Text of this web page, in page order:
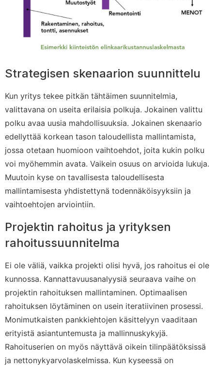
Strategisen skenaarion suunnittelu
Kun yritys tekee pitkän tähtäimen suunnitelmia,
valittavana on useita erilaisia polkuja. Jokainen valittu
polku avaa uusia mahdollisuuksia. Jokainen skenaario
edellyttää korkean tason taloudellista mallintamista,
jossa otetaan huomioon vaihtoehdot, joita kukin polku
voi myöhemmin avata. Vaikein osuus on arvioida lukuja.
Muutoin kyse on tavallisesta taloudellisesta
mallintamisesta yhdistettynä todennäköisyyksiin ja
vaihtoehtojen arviointiin.
Projektin rahoitus ja yrityksen
rahoitussuunnitelma
Ei ole väliä, vaikka projekti olisi hyvä, jos rahoitus ei ole
kunnossa. Kannattavuusanalyysiä seuraava vaihe on
projektin rahoituksen mallintaminen. Optimaalisen
rahoituksen löytäminen on usein iteratiivinen prosessi.
Monimutkaisten pankkiehtojen käsittelyyn vaaditaan
erityistä asiantuntemusta ja mallinnuskykyjä.
Rahoituserien on myös näyttävä oikein tilinpäätöksissä
ja nettonykyarvolaskelmissa. Kun kyseessä on